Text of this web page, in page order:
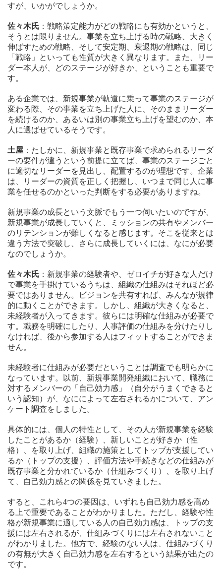
すが、いかがでしょうか。
佐々木氏 ：戦略策定能力がどの戦略にも有効かというと、
そうとは限りません。事業を立ち上げる時の戦略、大きく
伸ばすための戦略、そして安定期、衰退期の戦略は、同じ
「戦略」といっても性質が大きく異なります。また、リー
ダー本人が、どのステージが好きか、ということも重要で
す。
ある企業では、新規事業が軌道に乗って事業のステージが
変わる際、その事業を立ち上げた人に、そのままリーダー
を続けるのか、あるいは別の事業立ち上げを望むのか、本
人に選ばせているそうです。
土屋 ：たしかに、新規事業と既存事業で求められるリーダ
ーの要件が違うという前提に立てば、事業のステージごと
に適切なリーダーを見出し、配置するのが理想です。企業
は、リーダーの資質を正しく把握し、いつまで同じ人に事
業を任せるのかといった判断をする必要がありますね。
新規事業の成長という文脈でもう一つ伺いたいのですが、
新規事業が成長していくと、ミッションの共有やメンバー
のリテンションが難しくなると感じます。そこを従来とは
違う方法で突破し、さらに成長していくには、なにが必要
なのでしょうか。
佐々木氏 ：新規事業の経験者や、ゼロイチが好きな人だけ
で事業を手掛けているうちは、組織の仕組みはそれほど必
要ではありません。ビジョンを共有すれば、みんなが規律
的に動くことができます。しかし、組織が大きくなると、
未経験者が入ってきます。彼らには明確な仕組みが必要で
す。職務を明確にしたり、人事評価の仕組みを分けたりし
なければ、後から参加する人はフィットすることができま
せん。
未経験者に仕組みが必要だということは調査でも明らかに
なっています。以前、新規事業開発組織において、職務に
対するメンバーの「自己効力感」（自分がうまくできると
いう認知）が、なにによって左右されるかについて、アン
ケート調査をしました。
具体的には、個人の特性として、その人が新規事業を経験
したことがあるか（経験）、新しいことが好きか（性
格）、を取り上げ、組織の施策としてトップが支援してい
るか（トップの支援）、評価方法や手続きなどの仕組みが
既存事業と分かれているか（仕組みづくり）、を取り上げ
て、自己効力感との関係を見ていきました。
すると、これら4つの要因は、いずれも自己効力感を高め
る上で重要であることがわかりました。ただし、経験や性
格が新規事業に適している人の自己効力感は、トップの支
援には左右されるが、仕組みづくりには左右されないこと
がわかりました。他方で、経験のない人は、仕組みづくり
の有無が大きく自己効力感を左右するという結果が出たの
です。